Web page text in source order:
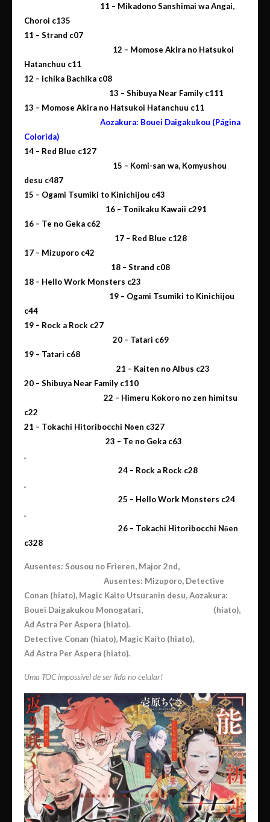
11 – Mikadono Sanshimai wa Angai,
Choroi c135
11 – Strand c07
12 – Momose Akira no Hatsukoi
Hatanchuu c11
12 – Ichika Bachika c08
13 – Shibuya Near Family c111
13 – Momose Akira no Hatsukoi Hatanchuu c11
Aozakura: Bouei Daigakukou (Página
Colorida)
14 – Red Blue c127
15 – Komi-san wa, Komyushou
desu c487
15 – Ogami Tsumiki to Kinichijou c43
16 – Tonikaku Kawaii c291
16 – Te no Geka c62
17 – Red Blue c128
17 – Mizuporo c42
18 – Strand c08
18 – Hello Work Monsters c23
19 – Ogami Tsumiki to Kinichijou
c44
19 – Rock a Rock c27
20 – Tatari c69
19 – Tatari c68
21 – Kaiten no Albus c23
20 – Shibuya Near Family c110
22 – Himeru Kokoro no zen himitsu
c22
21 – Tokachi Hitoribocchi Nōen c327
23 – Te no Geka c63
.
24 – Rock a Rock c28
.
25 – Hello Work Monsters c24
.
26 – Tokachi Hitoribocchi Nōen
c328
Ausentes: Sousou no Frieren, Major 2nd,
Ausentes: Mizuporo, Detective
Conan (hiato), Magic Kaito Utsuranin desu, Aozakura:
Bouei Daigakukou Monogatari, (hiato),
Ad Astra Per Aspera (hiato).
Detective Conan (hiato), Magic Kaito (hiato),
Ad Astra Per Aspera (hiato).
Uma TOC impossível de ser lida nocelular!